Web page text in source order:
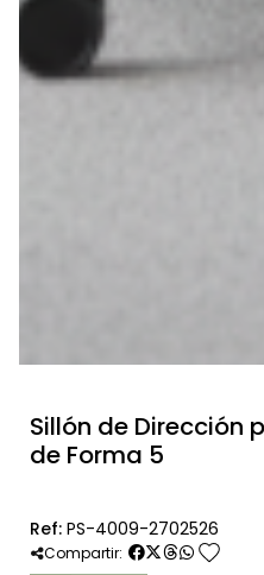
Sillón de Dirección
de Forma 5
Ref: PS-4009-2702526
Compartir: favorite